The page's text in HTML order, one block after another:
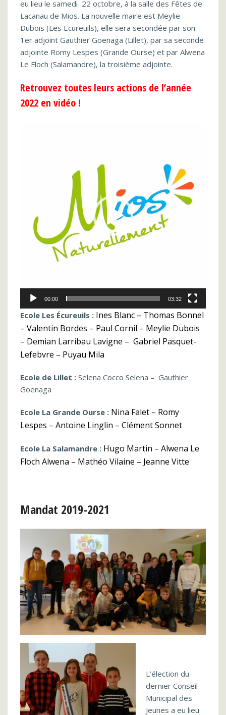
eu lieu le samedi 22 octobre, à la salle des Fêtes de
Lacanau de Mios. La nouvelle maire est Meylie
Dubois (Les Ecureuils), elle sera secondée par son
1er adjoint Gauthier Goenaga (Lillet), par sa seconde
adjointe Romy Lespes (Grande Ourse) et par Alwena
Le Floch (Salamandre), la troisième adjointe.
Retrouvez toutes leurs actions de l’année
2022 en vidéo !
00:00 03:32
Ecole Les Écureuils : Ines Blanc – Thomas Bonnel
– Valentin Bordes – Paul Cornil – Meylie Dubois
– Demian Larribau Lavigne – Gabriel Pasquet-
Lefebvre – Puyau Mila
Ecole de Lillet : Selena Cocco Selena – Gauthier
Goenaga
Ecole La Grande Ourse : Nina Falet – Romy
Lespes – Antoine Linglin – ClémentSonnet
Ecole La Salamandre : Hugo Martin – Alwena Le
Floch Alwena – Mathéo Vilaine – Jeanne Vitte
Mandat 2019-2021
L’élection du
dernier Conseil
Municipal des
Jeunes a eu lieu